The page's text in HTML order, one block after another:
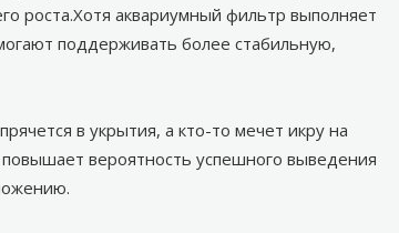
роста.Хотя аквариумный фильтр выполняет
поддерживать более стабильную,
в укрытия, а кто-то мечет икру на
вероятность успешного выведения